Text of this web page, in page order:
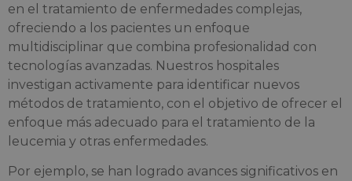
en el tratamiento de enfermedades complejas,
ofreciendo a los pacientes un enfoque
multidisciplinar que combina profesionalidad con
tecnologías avanzadas. Nuestros hospitales
investigan activamente para identificar nuevos
métodos de tratamiento, con el objetivo de ofrecer el
enfoque más adecuado para el tratamiento de la
leucemia y otras enfermedades.
Por ejemplo, se han logrado avances significativos en